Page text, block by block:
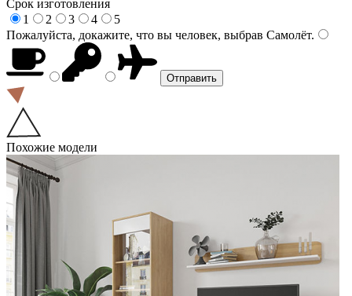
Срок изготовления
1
2 3 4
5
Пожалуйста, докажите, что вы человек, выбрав Самолёт.
Похожие модели